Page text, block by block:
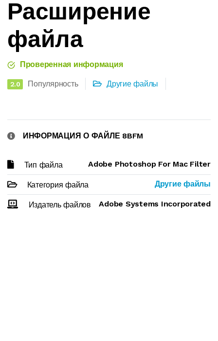
Расширение
файла
Проверенная информация
2.0 Популярность Другие файлы
ИНФОРМАЦИЯ О ФАЙЛЕ 8BFM
Тип файла Adobe Photoshop For Mac Filter
Категория файла Другие файлы
Издатель файлов Adobe Systems Incorporated